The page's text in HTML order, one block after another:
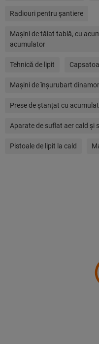
Radiouri pentru șantiere
Maşini de tăiat tablă, cu
acumulator
Tehnică de lipit
Maşini de înşurubart
Prese de ştanţat cu
Aparate de suflat aer cald şi
Pistoale de lipit la cald